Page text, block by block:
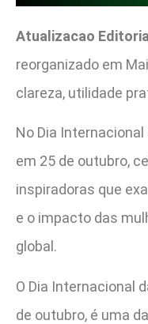
Atualizacao
reorganizado em
clareza, utilidade
No Dia
em 25 de outubro,
inspiradoras que
e o impacto das
global.
O Dia Internacional
de outubro, é uma